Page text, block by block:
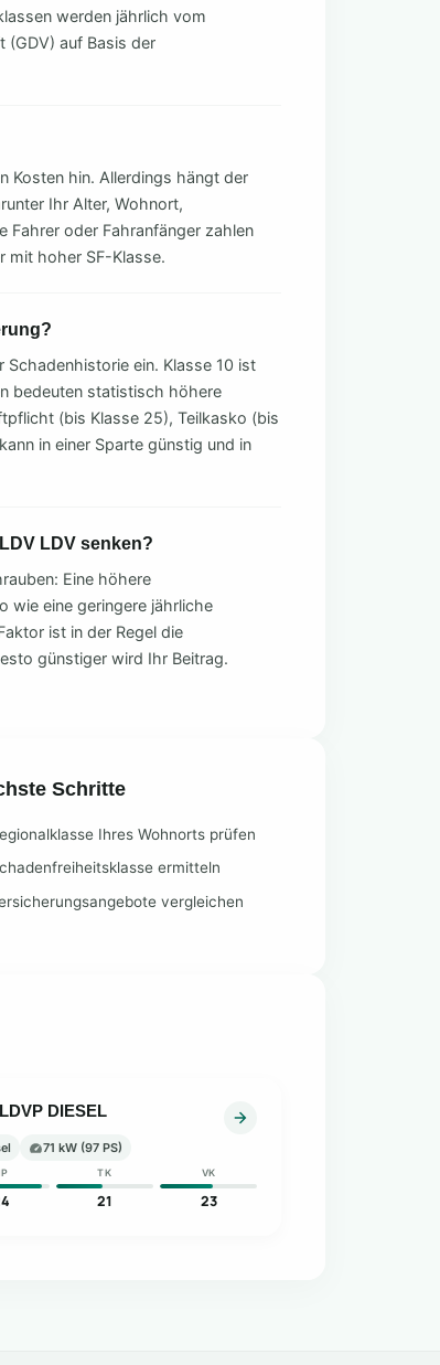
werden jährlich vom
(GDV) auf Basis der
Kosten hin. Allerdings hängt der
Ihr Alter, Wohnort,
Fahrer oder Fahranfänger zahlen
mit hoher SF-Klasse.
ein. Klasse 10 ist
bedeuten statistisch höhere
(bis Klasse 25), Teilkasko (bis
in einer Sparte günstig und in
LDV senken?
Eine höhere
wie eine geringere jährliche
ist in der Regel die
günstiger wird Ihr Beitrag.
Schritte
Ihres Wohnorts prüfen
ermitteln
vergleichen
LDVP DIESEL
71 kW (97 PS)
TK
21
VK
23